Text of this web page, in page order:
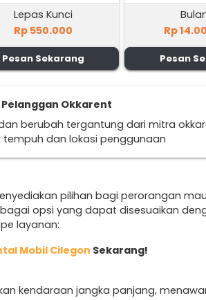
Lepas Kunci
Rp 550.000
Pesan Sekarang
Rp
Pesan
Okkarent
berubah tergantung dari mitra
dan lokasi penggunaan
pilihan bagi perorangan
opsi yang dapat disesuaikan
layanan:
Mobil Cilegon Sekarang!
kendaraan jangka panjang,